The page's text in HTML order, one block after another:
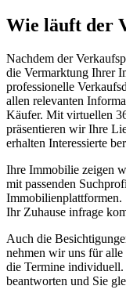
Wie läuft der
Nachdem der
die Vermarktung Ihrer
professionelle
allen relevanten
Käufer. Mit virtuellen
präsentieren wir Ihre
erhalten Interessierte
Ihre Immobilie zeigen
mit passenden
Immobilienplattformen.
Ihr Zuhause infrage
Auch die
nehmen wir uns für alle
die Termine
beantworten und Sie